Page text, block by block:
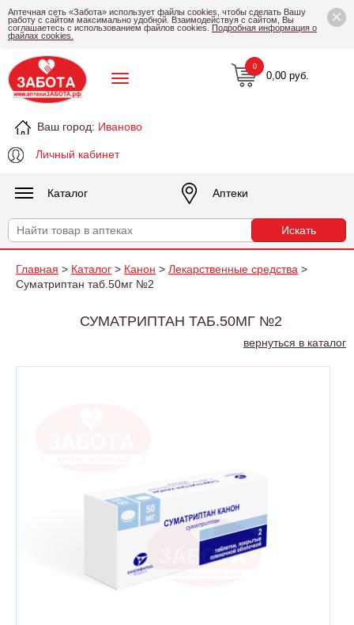
×
Аптечная сеть «Забота» использует файлы cookies, чтобы сделать Вашу
работу с сайтом максимально удобной. Взаимодействуя с сайтом, Вы
соглашаетесь с использованием файлов cookies. Подробная информация о
файлах cookies.
Ваш город: Иваново
Личный кабинет
0,00 руб.
0
Каталог Аптеки
Главная > Каталог > Канон > Лекарственные средства >
Суматриптан таб.50мг №2
СУМАТРИПТАН ТАБ.50МГ №2
вернуться в каталог